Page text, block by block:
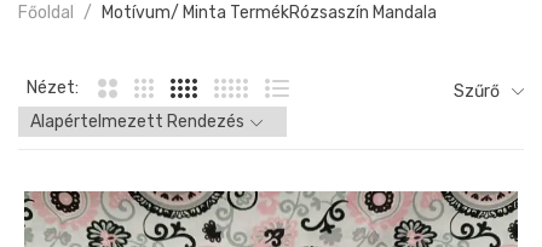
Főoldal Motívum/ Minta TermékRózsaszín Mandala
Nézet: Szűrő